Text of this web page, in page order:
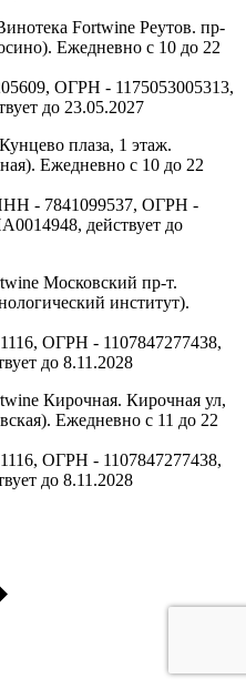
Fortwine Реутов. пр-
Ежедневно с 10 до 22
ОГРН - 1175053005313,
до 23.05.2027
плаза, 1 этаж.
Ежедневно с 10 до 22
- 7841099537, ОГРН -
действует до
Московский пр-т.
институт).
ОГРН - 1107847277438,
до 8.11.2028
Кирочная. Кирочная ул,
Ежедневно с 11 до 22
ОГРН - 1107847277438,
до 8.11.2028